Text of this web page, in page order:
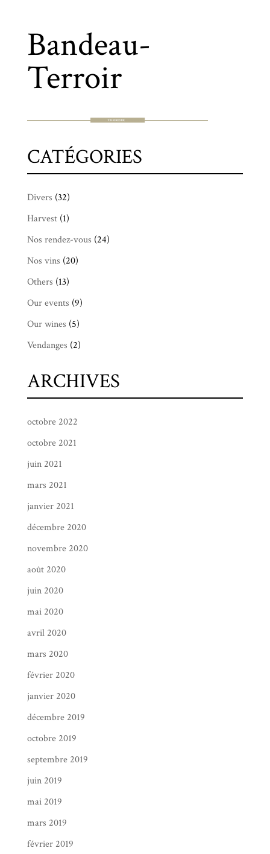
Bandeau-
Terroir
CATÉGORIES
Divers (32)
Harvest(1)
Nos rendez-vous (24)
Nos vins (20)
Others (13)
Our events (9)
Our wines (5)
Vendanges (2)
ARCHIVES
octobre 2022
octobre 2021
juin 2021
mars 2021
janvier 2021
décembre 2020
novembre 2020
août 2020
juin 2020
mai 2020
avril 2020
mars 2020
février 2020
janvier 2020
décembre 2019
octobre 2019
septembre 2019
juin 2019
mai 2019
mars 2019
février 2019